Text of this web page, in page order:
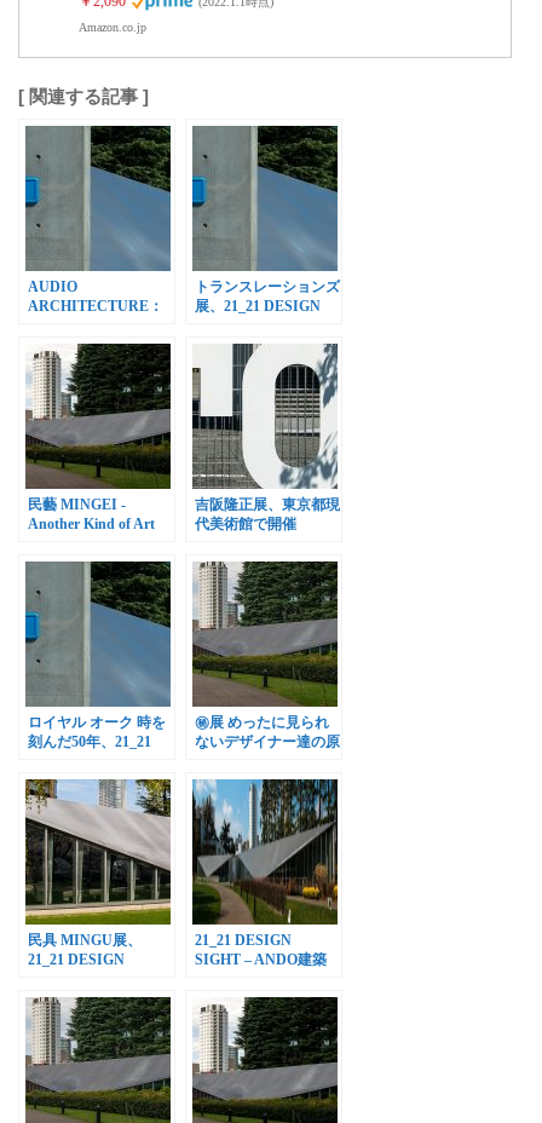
Amazon.co.jp
[ 関連する記事 ]
AUDIO
ARCHITECTURE：
展、21_21 DESIGN
SIGHTで開催
トランスレーションズ
展、21_21 DESIGN
民藝 MINGEI -
Another Kind of Art
SIGHTで開催
吉阪隆正展、東京都現
代美術館で開催
ロイヤル オーク 時を
刻んだ50年、21_21
催
㊙展 めったに見られ
ないデザイナー達の原
SIGHTで開催
民具 MINGU展、
21_21 DESIGN
21_21 DESIGN
SIGHT – ANDO建築